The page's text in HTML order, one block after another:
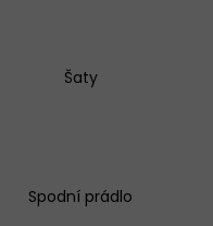
Šaty
Spodní prádlo